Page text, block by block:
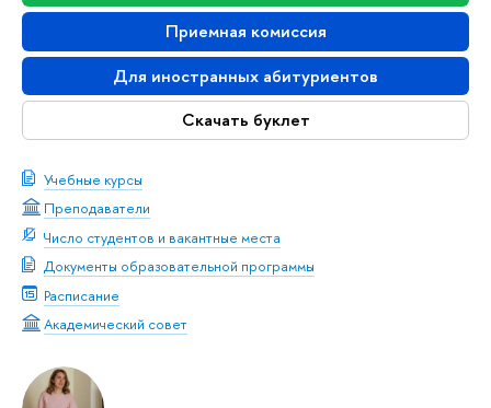
Приемная комиссия
Для иностранных абитуриентов
Скачать буклет
Учебные курсы
Преподаватели
Число студентов и вакантные места
Документы образовательной программы
Расписание
Академический совет